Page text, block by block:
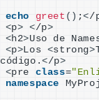
echo greet () ;</
<p> </p>
<h2>Uso de
<p>Los <strong>
código.</p>
<pre class=
namespace